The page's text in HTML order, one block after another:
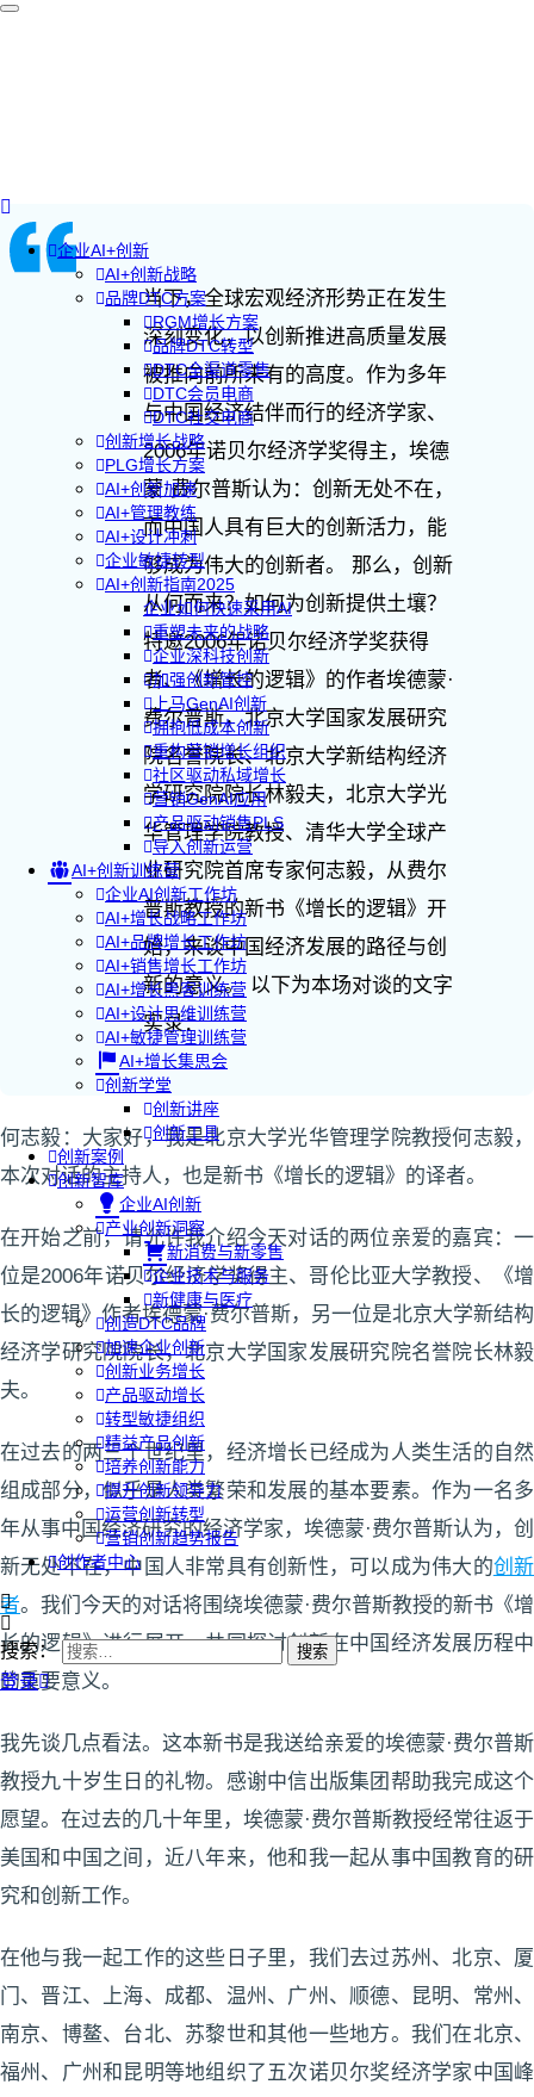
企业AI+创新
AI+创新战略
品牌DTC方案
RGM增长方案
品牌DTC转型
DTC全渠道零售
DTC会员电商
DTC社交电商
创新增长战略
PLG增长方案
AI+创新加速
AI+管理教练
AI+设计冲刺
企业敏捷转型
AI+创新指南2025
企业如何快速采用AI
重塑未来的战略
企业深科技创新
加强创新管控
上马GenAI创新
拥抱低成本创新
重构营销增长组织
社区驱动私域增长
营销GenAI应用
产品驱动销售PLS
导入创新运营
AI+创新训练营
企业AI创新工作坊
AI+增长战略工作坊
AI+品牌增长工作坊
AI+销售增长工作坊
AI+增长黑客训练营
AI+设计思维训练营
AI+敏捷管理训练营
AI+增长集思会
创新学堂
创新讲座
创新工具
创新案例
创新智库
企业AI创新
产业创新洞察
新消费与新零售
企业技术与服务
新健康与医疗
创造DTC品牌
加速企业创新
创新业务增长
产品驱动增长
转型敏捷组织
精益产品创新
培养创新能力
提升创新领导力
运营创新转型
营销创新趋势报告
创作者中心
搜索：
登录
当下，全球宏观经济形势正在发生
深刻变化，以创新推进高质量发展
被推向前所未有的高度。作为多年
与中国经济结伴而行的经济学家、
2006年诺贝尔经济学奖得主，埃德
蒙·费尔普斯认为：创新无处不在，
而中国人具有巨大的创新活力，能
够成为伟大的创新者。 那么，创新
从何而来？如何为创新提供土壤？
特邀2006年诺贝尔经济学奖获得
者、《增长的逻辑》的作者埃德蒙·
费尔普斯，北京大学国家发展研究
院名誉院长、北京大学新结构经济
学研究院院长林毅夫，北京大学光
华管理学院教授、清华大学全球产
业研究院首席专家何志毅，从费尔
普斯教授的新书《增长的逻辑》开
始，来谈中国经济发展的路径与创
新的意义。 以下为本场对谈的文字
实录：
何志毅：大家好，我是北京大学光华管理学院教授何志毅，
本次对话的主持人，也是新书《增长的逻辑》的译者。
在开始之前，请允许我介绍今天对话的两位亲爱的嘉宾：一
位是2006年诺贝尔经济学奖得主、哥伦比亚大学教授、《增
长的逻辑》作者埃德蒙·费尔普斯，另一位是北京大学新结构
经济学研究院院长，北京大学国家发展研究院名誉院长林毅
夫。
在过去的两三个世纪里，经济增长已经成为人类生活的自然
组成部分，似乎是人类繁荣和发展的基本要素。作为一名多
年从事中国经济研究的经济学家，埃德蒙·费尔普斯认为，创
新无处不在，中国人非常具有创新性，可以成为伟大的创新
者。我们今天的对话将围绕埃德蒙·费尔普斯教授的新书《增
长的逻辑》进行展开，共同探讨创新在中国经济发展历程中
的重要意义。
我先谈几点看法。这本新书是我送给亲爱的埃德蒙·费尔普斯
教授九十岁生日的礼物。感谢中信出版集团帮助我完成这个
愿望。在过去的几十年里，埃德蒙·费尔普斯教授经常往返于
美国和中国之间，近八年来，他和我一起从事中国教育的研
究和创新工作。
在他与我一起工作的这些日子里，我们去过苏州、北京、厦
门、晋江、上海、成都、温州、广州、顺德、昆明、常州、
南京、博鳌、台北、苏黎世和其他一些地方。我们在北京、
福州、广州和昆明等地组织了五次诺贝尔奖经济学家中国峰